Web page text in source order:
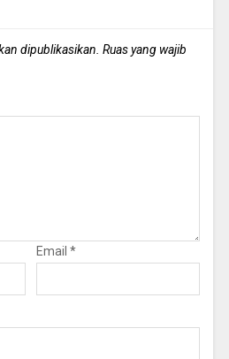
dipublikasikan. Ruas yang wajib
Email *